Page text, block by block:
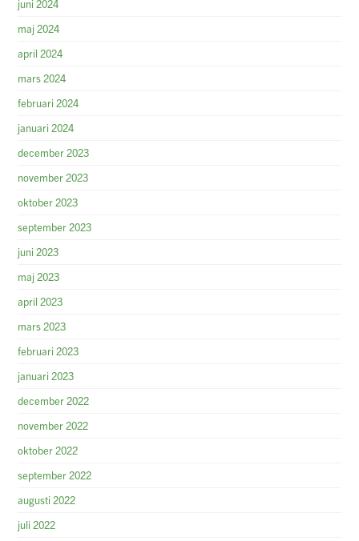
juni 2024
maj 2024
april 2024
mars 2024
februari 2024
januari 2024
december 2023
november 2023
oktober 2023
september 2023
juni 2023
maj 2023
april 2023
mars 2023
februari 2023
januari 2023
december 2022
november 2022
oktober 2022
september 2022
augusti 2022
juli 2022